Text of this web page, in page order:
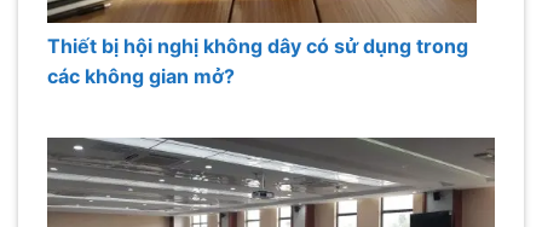
Thiết bị hội nghị không dây có sử dụng trong
các không gian mở?